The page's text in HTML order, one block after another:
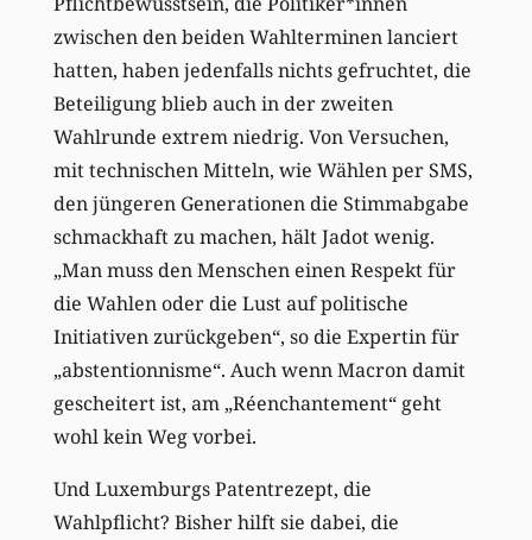
zwischen den beiden Wahlterminen lanciert
hatten, haben jedenfalls nichts gefruchtet, die
Beteiligung blieb auch in der zweiten
Wahlrunde extrem niedrig. Von Versuchen,
mit technischen Mitteln, wie Wählen per SMS,
den jüngeren Generationen die Stimmabgabe
schmackhaft zu machen, hält Jadot wenig.
„Man muss den Menschen einen Respekt für
die Wahlen oder die Lust auf politische
Initiativen zurückgeben“, so die Expertin für
„abstentionnisme“. Auch wenn Macron damit
gescheitert ist, am „Réenchantement“ geht
wohl kein Weg vorbei.
Und Luxemburgs Patentrezept, die
Wahlpflicht? Bisher hilft sie dabei, die